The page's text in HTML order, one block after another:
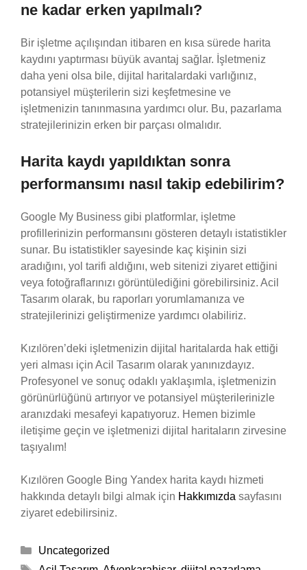
ne kadar erken yapılmalı?
Bir işletme açılışından itibaren en kısa sürede harita
kaydını yaptırması büyük avantaj sağlar. İşletmeniz
daha yeni olsa bile, dijital haritalardaki varlığınız,
potansiyel müşterilerin sizi keşfetmesine ve
işletmenizin tanınmasına yardımcı olur. Bu, pazarlama
stratejilerinizin erken bir parçası olmalıdır.
Harita kaydı yapıldıktan sonra
performansımı nasıl takip edebilirim?
Google My Business gibi platformlar, işletme
profillerinizin performansını gösteren detaylı istatistikler
sunar. Bu istatistikler sayesinde kaç kişinin sizi
aradığını, yol tarifi aldığını, web sitenizi ziyaret ettiğini
veya fotoğraflarınızı görüntülediğini görebilirsiniz. Acil
Tasarım olarak, bu raporları yorumlamanıza ve
stratejilerinizi geliştirmenize yardımcı olabiliriz.
Kızılören’deki işletmenizin dijital haritalarda hak ettiği
yeri alması için Acil Tasarım olarak yanınızdayız.
Profesyonel ve sonuç odaklı yaklaşımla, işletmenizin
görünürlüğünü artırıyor ve potansiyel müşterilerinizle
aranızdaki mesafeyi kapatıyoruz. Hemen bizimle
iletişime geçin ve işletmenizi dijital haritaların zirvesine
taşıyalım!
Kızılören Google Bing Yandex harita kaydı hizmeti
hakkında detaylı bilgi almak için Hakkımızda sayfasını
ziyaret edebilirsiniz.
Kategoriler
Uncategorized
Etiketler